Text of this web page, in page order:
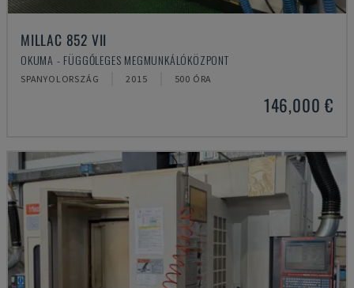
MILLAC 852 VII
OKUMA - FÜGGŐLEGES MEGMUNKÁLÓKÖZPONT
SPANYOLORSZÁG 2015 500 ÓRA
146,000 €